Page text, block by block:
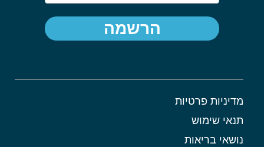
מדיניות פרטיות
תנאי שימוש
נושאי בריאות
הרשמה